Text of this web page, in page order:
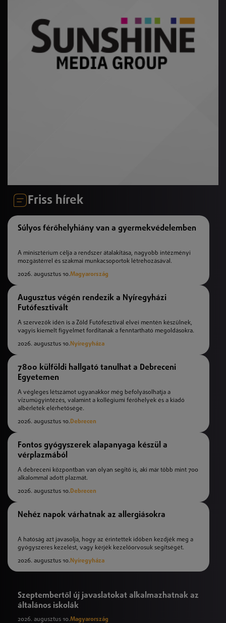
Friss hírek
Súlyos férőhelyhiány van a gyermekvédelemben
A minisztérium célja a rendszer átalakítása, nagyobb intézményi
mozgástérrel és szakmai munkacsoportok létrehozásával.
2026. augusztus 10.Magyarország
Augusztus végén rendezik a Nyíregyházi
Futófesztivált
A szervezők idén is a Zöld Futófesztivál elvei mentén készülnek,
vagyis kiemelt figyelmet fordítanak a fenntartható megoldásokra.
2026. augusztus 10. Nyíregyháza
7800 külföldi hallgató tanulhat a Debreceni
Egyetemen
A végleges létszámot ugyanakkor még befolyásolhatja a
vízumügyintézés, valamint a kollégiumi férőhelyek és a kiadó
albérletek elérhetősége.
2026. augusztus 10.Debrecen
Fontos gyógyszerek alapanyaga készül a
vérplazmából
A debreceni központban van olyan segítő is, aki már több mint 700
alkalommal adott plazmát.
2026. augusztus 10.Debrecen
Nehéz napok várhatnak az allergiásokra
A hatóság azt javasolja, hogy az érintettek időben kezdjék meg a
gyógyszeres kezelést, vagy kérjék kezelőorvosuk segítségét.
2026. augusztus 10. Nyíregyháza
Szeptembertől új javaslatokat alkalmazhatnak az
általános iskolák
2026. augusztus 10.Magyarország